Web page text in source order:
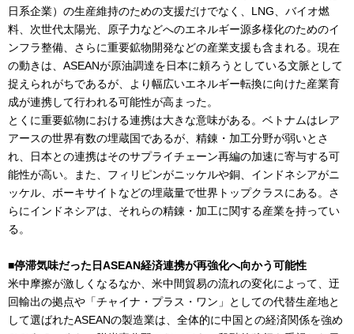
日系企業）の生産維持のための支援だけでなく、LNG、バイオ燃
料、次世代太陽光、原子力などへのエネルギー源多様化のためのイ
ンフラ整備、さらに重要鉱物開発などの産業支援も含まれる。現在
の動きは、ASEANが原油調達を日本に頼ろうとしている文脈として
捉えられがちであるが、より幅広いエネルギー転換に向けた産業育
成が連携して行われる可能性が高まった。
とくに重要鉱物における連携は大きな意味がある。ベトナムはレア
アースの世界有数の埋蔵国であるが、精錬・加工分野が弱いとさ
れ、日本との連携はそのサプライチェーン再編の加速に寄与する可
能性が高い。また、フィリピンがニッケルや銅、インドネシアがニ
ッケル、ボーキサイトなどの埋蔵量で世界トップクラスにある。さ
らにインドネシアは、それらの精錬・加工に関する産業を持ってい
る。
■停滞気味だった日ASEAN経済連携が再強化へ向かう可能性
米中摩擦が激しくなるなか、米中間貿易の流れの変化によって、迂
回輸出の拠点や「チャイナ・プラス・ワン」としての代替生産地と
して選ばれたASEANの製造業は、全体的に中国との経済関係を強め